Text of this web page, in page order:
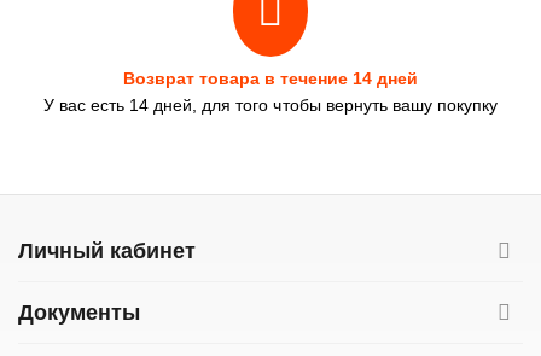
Возврат товара в течение 14 дней
У вас есть 14 дней, для того чтобы вернуть вашу покупку
Личный кабинет
Документы